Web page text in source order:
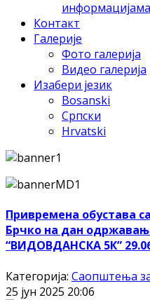
информацијама
Контакт
Галерије
Фото галерија
Видео галерија
Изабери језик
Bosanski
Српски
Hrvatski
Привремена обустава
Брчко на дан
“ВИДОВДАНСКА 5К”
Категорија: Саопштења
25 јун 2025 20:06